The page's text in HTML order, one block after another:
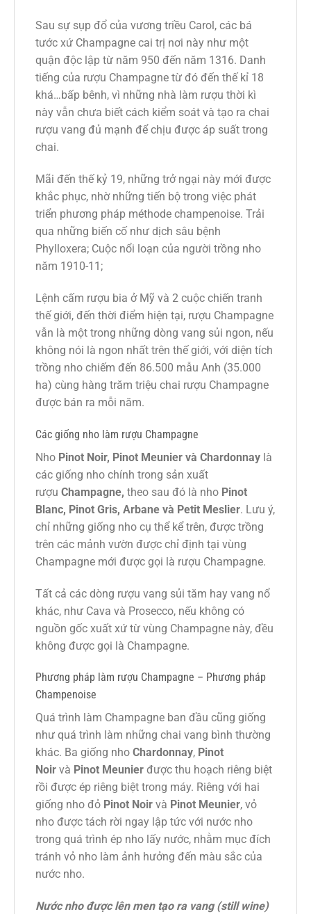
Sau sự sụp đổ của vương triều Carol, các bá
tước xứ Champagne cai trị nơi này như một
quận độc lập từ năm 950 đến năm 1316. Danh
tiếng của rượu Champagne từ đó đến thế kỉ 18
khá…bấp bênh, vì những nhà làm rượu thời kì
này vẫn chưa biết cách kiểm soát và tạo ra chai
rượu vang đủ mạnh để chịu được áp suất trong
chai.
Mãi đến thế kỷ 19, những trở ngại này mới được
khắc phục, nhờ những tiến bộ trong việc phát
triển phương pháp méthode champenoise. Trải
qua những biến cố như dịch sâu bệnh
Phylloxera; Cuộc nổi loạn của người trồng nho
năm 1910-11;
Lệnh cấm rượu bia ở Mỹ và 2 cuộc chiến tranh
thế giới, đến thời điểm hiện tại, rượu Champagne
vẫn là một trong những dòng vang sủi ngon, nếu
không nói là ngon nhất trên thế giới, với diện tích
trồng nho chiếm đến 86.500 mẫu Anh (35.000
ha) cùng hàng trăm triệu chai rượu Champagne
được bán ra mỗi năm.
Các giống nho làm rượu Champagne
Nho Pinot Noir, Pinot Meunier và Chardonnay là
các giống nho chính trong sản xuất
rượu Champagne, theo sau đó là nho Pinot
Blanc, Pinot Gris, Arbane và Petit Meslier. Lưu ý,
chỉ những giống nho cụ thể kể trên, được trồng
trên các mảnh vườn được chỉ định tại vùng
Champagne mới được gọi là rượu Champagne.
Tất cả các dòng rượu vang sủi tăm hay vang nổ
khác, như Cava và Prosecco, nếu không có
nguồn gốc xuất xứ từ vùng Champagne này, đều
không được gọi là Champagne.
Phương pháp làm rượu Champagne – Phương pháp
Champenoise
Quá trình làm Champagne ban đầu cũng giống
như quá trình làm những chai vang bình thường
khác. Ba giống nho Chardonnay, Pinot
Noir và Pinot Meunier được thu hoạch riêng biệt
rồi được ép riêng biệt trong máy. Riêng với hai
giống nho đỏ Pinot Noir và Pinot Meunier, vỏ
nho được tách rời ngay lập tức với nước nho
trong quá trình ép nho lấy nước, nhằm mục đích
tránh vỏ nho làm ảnh hưởng đến màu sắc của
nước nho.
Nước nho được lên men tạo ra vang (still wine)